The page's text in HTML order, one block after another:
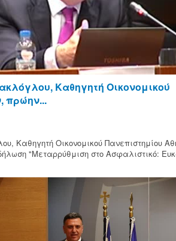
Καθηγητή Οικονομικού
πρώην...
Καθηγητή Οικονομικού Πανεπιστημίου
"Μεταρρύθμιση στο Ασφαλιστικό: